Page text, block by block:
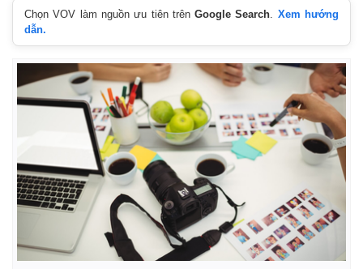
Cuộc sống đó đây
Hồ sơ
Ảnh
Chọn VOV làm nguồn ưu tiên trênGoogle Search. Xem hướng
dẫn.